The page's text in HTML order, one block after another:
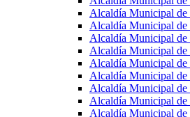
Alcaldía Municipal de
Alcaldía Municipal
Alcaldía Municipal de
Alcaldía Municipal de
Alcaldía Municipal de
Alcaldía Municipal de
Alcaldía Municipal de
Alcaldía Municipal de
Alcaldía Municipal de